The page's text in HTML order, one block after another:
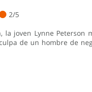
2/5
la joven Lynne Peterson
de un hombre de